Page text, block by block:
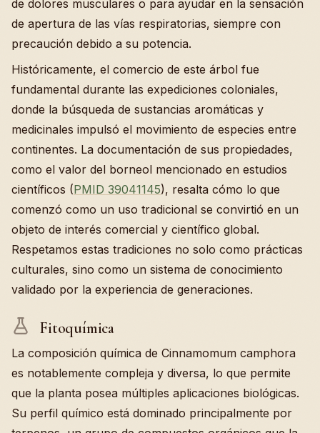
de dolores musculares o para ayudar en la sensación
de apertura de las vías respiratorias, siempre con
precaución debido a su potencia.
Históricamente, el comercio de este árbol fue
fundamental durante las expediciones coloniales,
donde la búsqueda de sustancias aromáticas y
medicinales impulsó el movimiento de especies entre
continentes. La documentación de sus propiedades,
como el valor del borneol mencionado en estudios
científicos (PMID 39041145), resalta cómo lo que
comenzó como un uso tradicional se convirtió en un
objeto de interés comercial y científico global.
Respetamos estas tradiciones no solo como prácticas
culturales, sino como un sistema de conocimiento
validado por la experiencia de generaciones.
Fitoquímica
La composición química de Cinnamomum camphora
es notablemente compleja y diversa, lo que permite
que la planta posea múltiples aplicaciones biológicas.
Su perfil químico está dominado principalmente por